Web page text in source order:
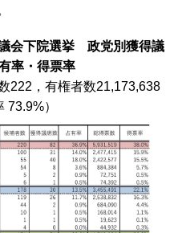
会下院選挙 政党別獲得議
率・得票率
222，有権者数21,173,638
73.9%）